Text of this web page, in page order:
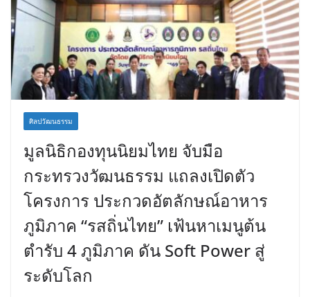
ศิลปวัฒนธรรม
มูลนิธิกองทุนนิยมไทย จับมือ
กระทรวงวัฒนธรรม แถลงเปิดตัว
โครงการ ประกวดอัตลักษณ์อาหาร
ภูมิภาค “รสถิ่นไทย” เฟ้นหาเมนูต้น
ตำรับ 4 ภูมิภาค ดัน Soft Power สู่
ระดับโลก